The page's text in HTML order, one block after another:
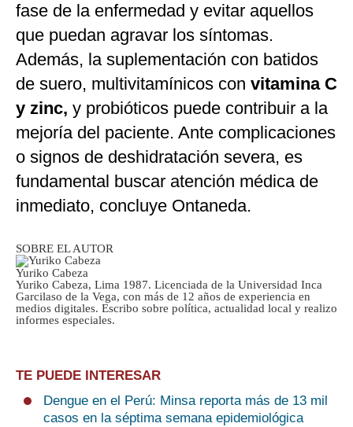
fase de la enfermedad y evitar aquellos
que puedan agravar los síntomas.
Además, la suplementación con batidos
de suero, multivitamínicos con vitamina C
y zinc, y probióticos puede contribuir a la
mejoría del paciente. Ante complicaciones
o signos de deshidratación severa, es
fundamental buscar atención médica de
inmediato, concluye Ontaneda.
SOBRE EL AUTOR
Yuriko Cabeza
Yuriko Cabeza, Lima 1987. Licenciada de la Universidad Inca
Garcilaso de la Vega, con más de 12 años de experiencia en
medios digitales. Escribo sobre política, actualidad local y realizo
informes especiales.
TE PUEDE INTERESAR
Dengue en el Perú: Minsa reporta más de 13 mil
casos en la séptima semana epidemiológica